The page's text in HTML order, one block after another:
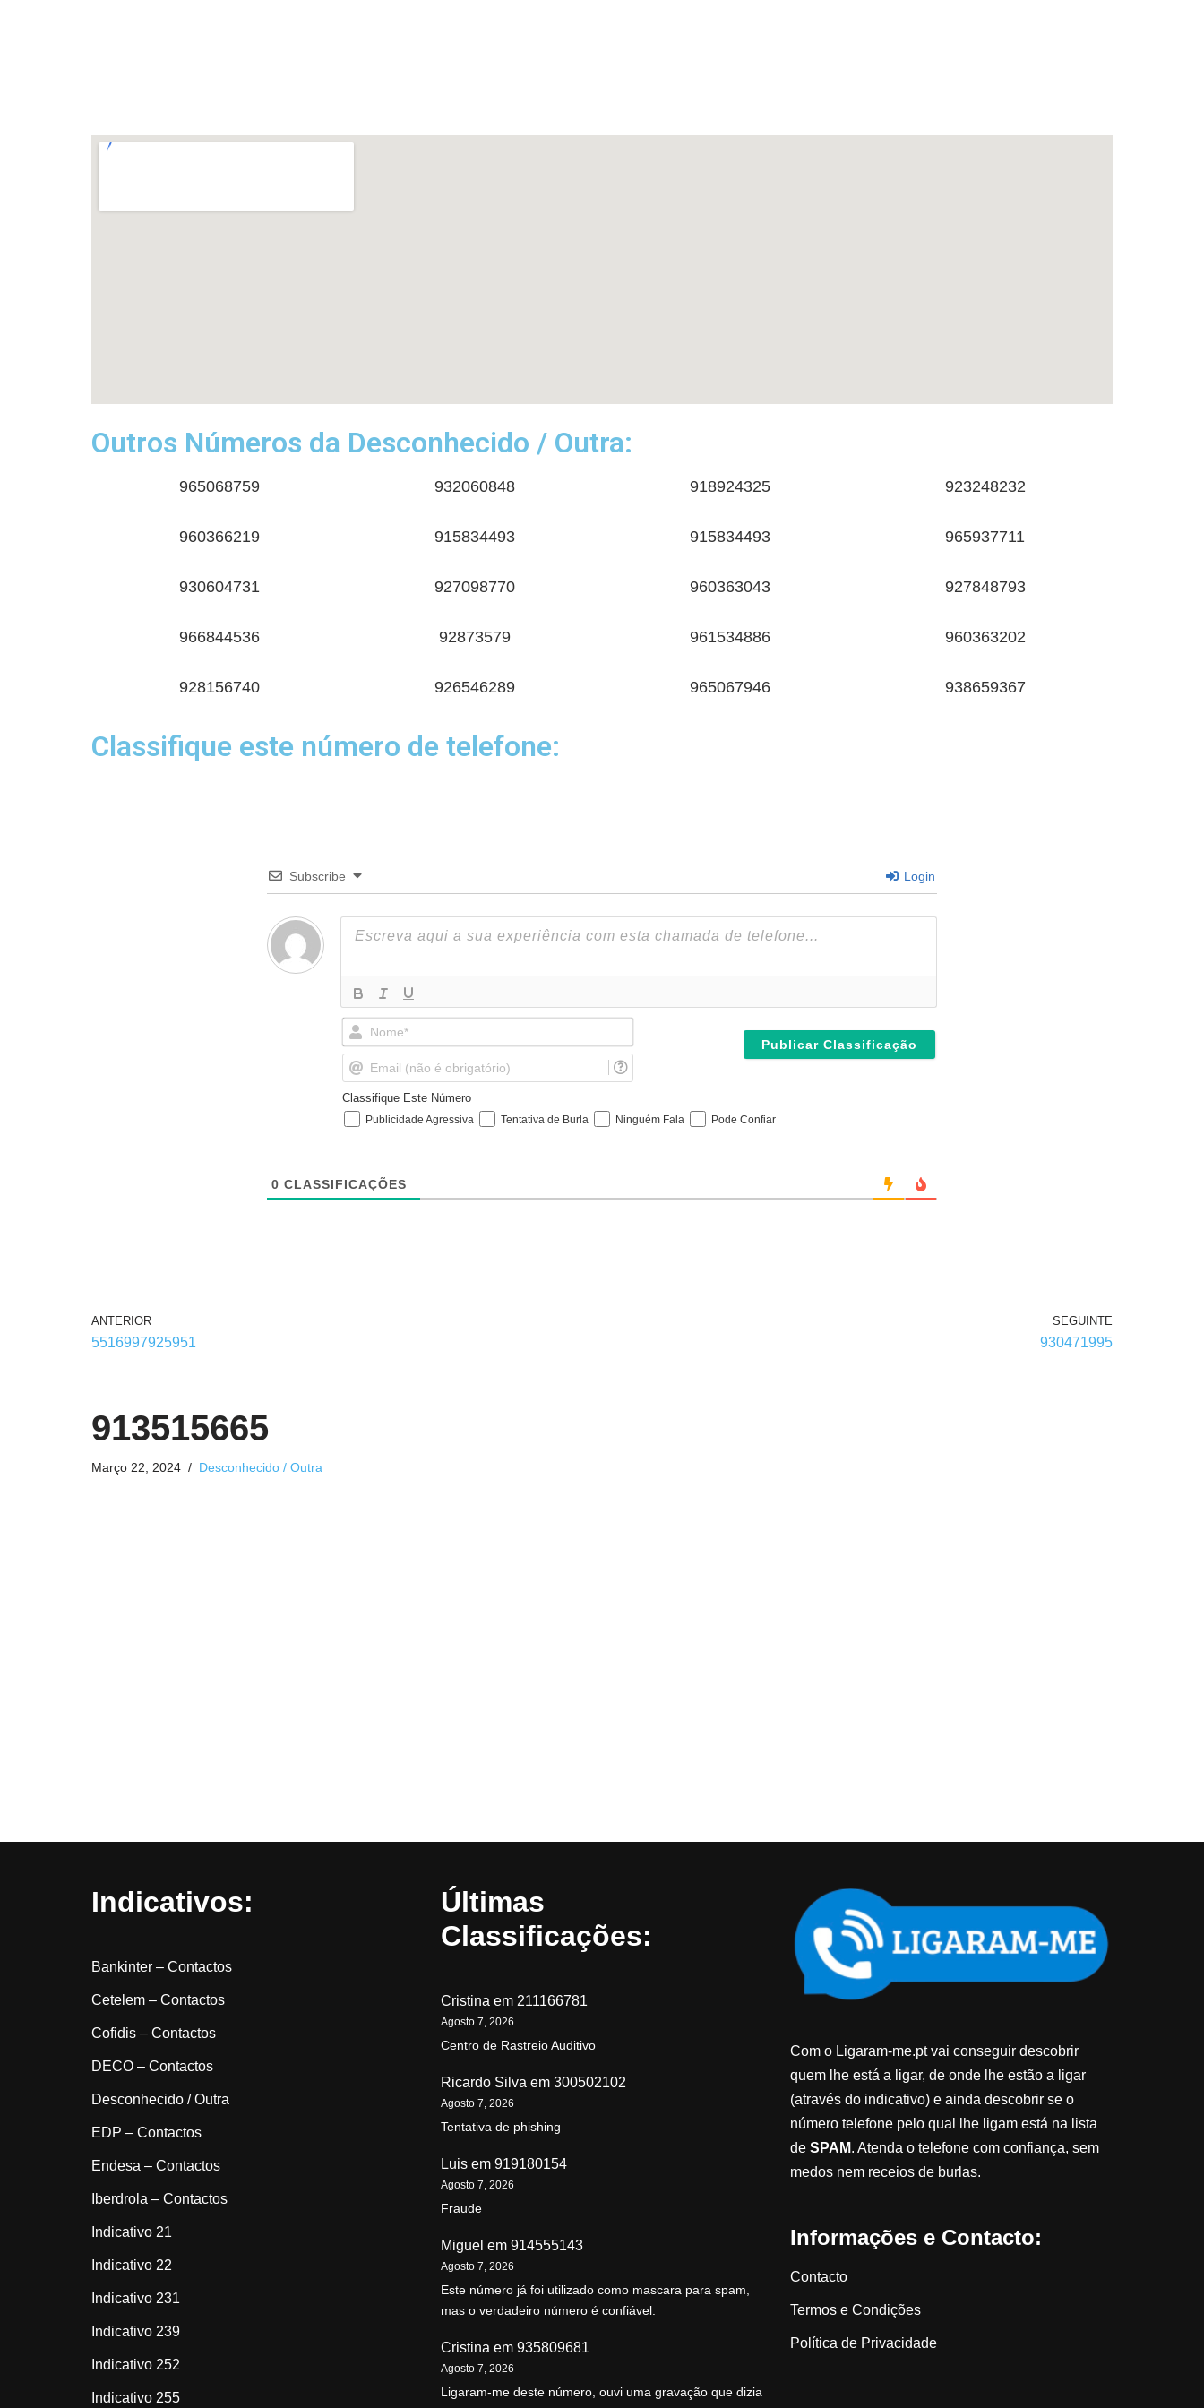
Outros Números da Desconhecido / Outra:
965068759 932060848 918924325 923248232
960366219 915834493 915834493 965937711
930604731 927098770 960363043 927848793
966844536 92873579 961534886 960363202
928156740 926546289 965067946 938659367
Classifique este número de telefone:
Subscribe Login
N
m
l
Classifique Este Número
Publicidade Agressiva Tentativa de Burla Ninguém Fala Pode Confiar
0 CLASSIFICAÇÕES
ANTERIOR
5516997925951
SEGUINTE
930471995
913515665
Março 22, 2024 Desconhecido / Outra
Indicativos:
Bankinter – Contactos
Cetelem – Contactos
Cofidis – Contactos
DECO – Contactos
Desconhecido / Outra
EDP – Contactos
Endesa – Contactos
Iberdrola – Contactos
Indicativo 21
Indicativo 22
Indicativo 231
Indicativo 239
Indicativo 252
Indicativo 255
Últimas
Classificações:
Cristina em 211166781
Agosto 7, 2026
Centro de Rastreio Auditivo
Ricardo Silva em 300502102
Agosto 7, 2026
Tentativa de phishing
Luis em 919180154
Agosto 7, 2026
Fraude
Miguel em 914555143
Agosto 7, 2026
Este número já foi utilizado como mascara para spam,
mas o verdadeiro número é confiável.
Cristina em 935809681
Agosto 7, 2026
Ligaram-me deste número, ouvi uma gravação que dizia
Com o Ligaram-me.pt vai conseguir descobrir
quem lhe está a ligar, de onde lhe estão a ligar
(através do indicativo) e ainda descobrir se o
número telefone pelo qual lhe ligam está na lista
de SPAM. Atenda o telefone com confiança, sem
medos nem receios de burlas.
Informações e Contacto:
Contacto
Termos e Condições
Política de Privacidade